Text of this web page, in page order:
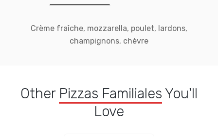
Crème fraîche, mozzarella, poulet, lardons,
champignons, chèvre
Other Pizzas Familiales You'll
Love